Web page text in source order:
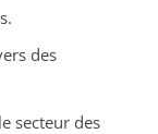
des
secteur des